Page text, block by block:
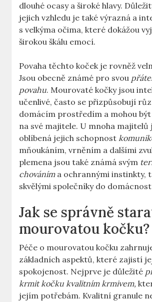
dlouhé ocasy a široké hlavy.
jejich vzhledu je také výrazná a
s velkýma očima, které dokážou
širokou škálu emocí.
Povaha těchto koček je rovněž
Jsou obecně známé pro svou
povahu. Mourovaté kočky jsou
učenlivé, často se přizpůsobují
domácím prostředím a mohou být
na své majitele. U mnoha majitelů
oblíbená jejich schopnost
mňoukáním, vrněním a dalšími
plemena jsou také známá svým
chováníma ochrannými instinkty,
skvělými společníky do
Jak se správně
mourovatou kočku?
Péče o mourovatou kočku
základních aspektů, které zajistí
spokojenost. Nejprve je důležité
krmit kočku kvalitním krmivem,
jejím potřebám. Kvalitní granule